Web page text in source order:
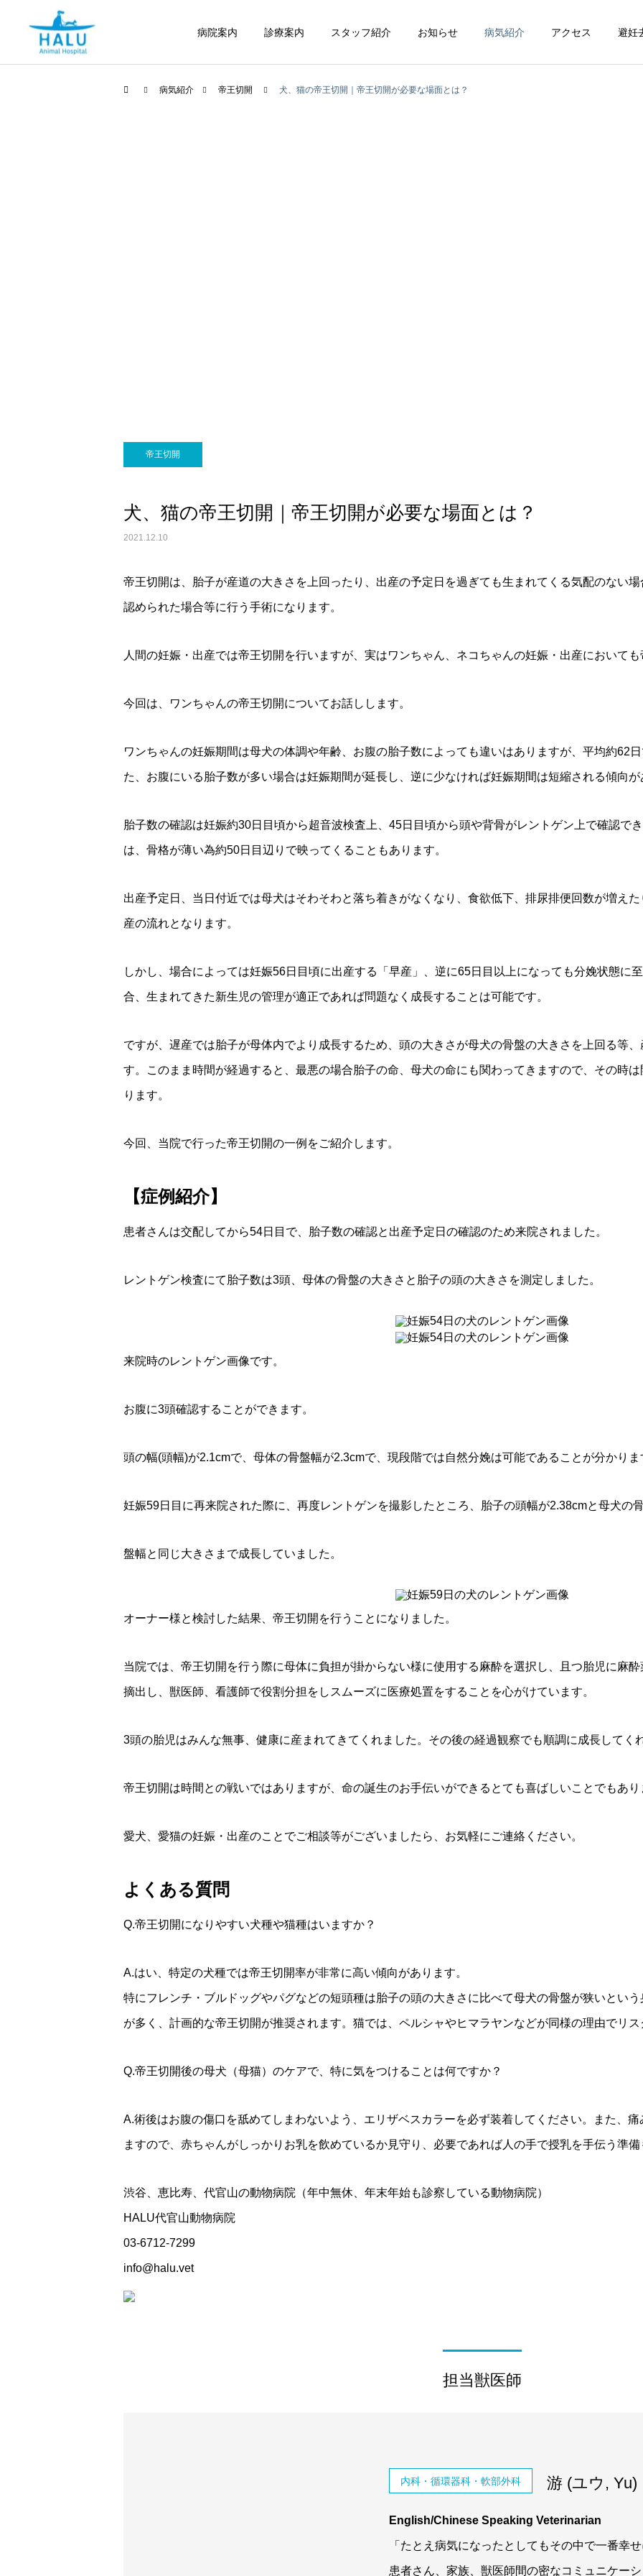
病院案内 診療案内 スタッフ紹介 お知らせ 病気紹介 アクセス 避妊
病気紹介 帝王切開 犬、猫の帝王切開｜帝王切開が必要な場面とは？
帝王切開
犬、猫の帝王切開｜帝王切開が必要な場面とは？
2021.12.10
帝王切開は、胎子が産道の大きさを上回ったり、出産の予定日を過ぎても生まれてくる気配のない
認められた場合等に行う手術になります。
人間の妊娠・出産では帝王切開を行いますが、実はワンちゃん、ネコちゃんの妊娠・出産において
今回は、ワンちゃんの帝王切開についてお話しします。
ワンちゃんの妊娠期間は母犬の体調や年齢、お腹の胎子数によっても違いはありますが、平均約62
た、お腹にいる胎子数が多い場合は妊娠期間が延長し、逆に少なければ妊娠期間は短縮される傾向
胎子数の確認は妊娠約30日目頃から超音波検査上、45日目頃から頭や背骨がレントゲン上で確認で
は、骨格が薄い為約50日目辺りで映ってくることもあります。
出産予定日、当日付近では母犬はそわそわと落ち着きがなくなり、食欲低下、排尿排便回数が増え
産の流れとなります。
しかし、場合によっては妊娠56日目頃に出産する「早産」、逆に65日目以上になっても分娩状態に
合、生まれてきた新生児の管理が適正であれば問題なく成長することは可能です。
ですが、遅産では胎子が母体内でより成長するため、頭の大きさが母犬の骨盤の大きさを上回る等
す。このまま時間が経過すると、最悪の場合胎子の命、母犬の命にも関わってきますので、その時
ります。
今回、当院で行った帝王切開の一例をご紹介します。
【症例紹介】
患者さんは交配してから54日目で、胎子数の確認と出産予定日の確認のため来院されました。
レントゲン検査にて胎子数は3頭、母体の骨盤の大きさと胎子の頭の大きさを測定しました。
来院時のレントゲン画像です。
お腹に3頭確認することができます。
頭の幅(頭幅)が2.1cmで、母体の骨盤幅が2.3cmで、現段階では自然分娩は可能であることが分かりま
妊娠59日目に再来院された際に、再度レントゲンを撮影したところ、胎子の頭幅が2.38cmと母犬の
盤幅と同じ大きさまで成長していました。
オーナー様と検討した結果、帝王切開を行うことになりました。
当院では、帝王切開を行う際に母体に負担が掛からない様に使用する麻酔を選択し、且つ胎児に麻
摘出し、獣医師、看護師で役割分担をしスムーズに医療処置をすることを心がけています。
3頭の胎児はみんな無事、健康に産まれてきてくれました。その後の経過観察でも順調に成長してく
帝王切開は時間との戦いではありますが、命の誕生のお手伝いができるとても喜ばしいことでもあり
愛犬、愛猫の妊娠・出産のことでご相談等がございましたら、お気軽にご連絡ください。
よくある質問
Q.帝王切開になりやすい犬種や猫種はいますか？
A.はい、特定の犬種では帝王切開率が非常に高い傾向があります。
特にフレンチ・ブルドッグやパグなどの短頭種は胎子の頭の大きさに比べて母犬の骨盤が狭いとい
が多く、計画的な帝王切開が推奨されます。猫では、ペルシャやヒマラヤンなどが同様の理由でリ
Q.帝王切開後の母犬（母猫）のケアで、特に気をつけることは何ですか？
A.術後はお腹の傷口を舐めてしまわないよう、エリザベスカラーを必ず装着してください。また、
ますので、赤ちゃんがしっかりお乳を飲めているか見守り、必要であれば人の手で授乳を手伝う準
渋谷、恵比寿、代官山の動物病院（年中無休、年末年始も診察している動物病院）
HALU代官山動物病院
03-6712-7299
info@halu.vet
担当獣医師
内科・循環器科・軟部外科 游 (ユウ, Yu)
English/Chinese Speaking Veterinarian
「たとえ病気になったとしてもその中で一番幸
患者さん、家族、獣医師間の密なコミュニケー